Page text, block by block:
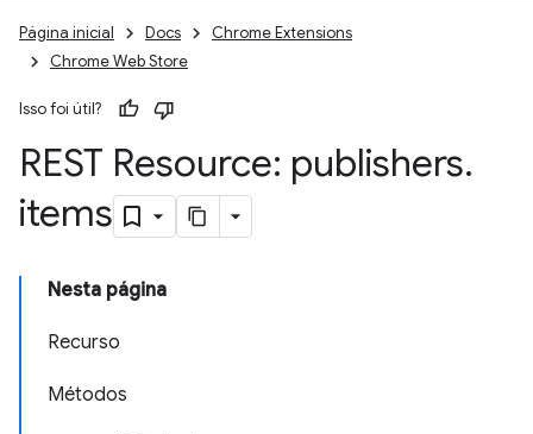
Página inicial Docs
Chrome Extensions
Chrome Web Store
Isso foi útil?
REST Resource: publishers.
items
Nesta página
Recurso
Métodos